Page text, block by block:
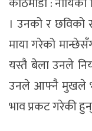
। उनको र छविको
माया गरेको
यस्तै बेला उनले
उनले आफ्नै मुखले
भाव प्रकट गरेकी